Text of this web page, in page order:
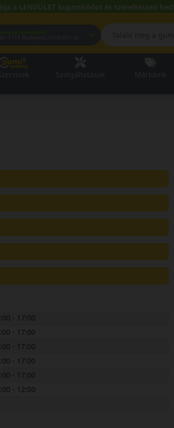
a LENDÜLET kuponkódot és szereltessen
- 17:00
- 17:00
- 17:00
- 17:00
- 17:00
- 12:00